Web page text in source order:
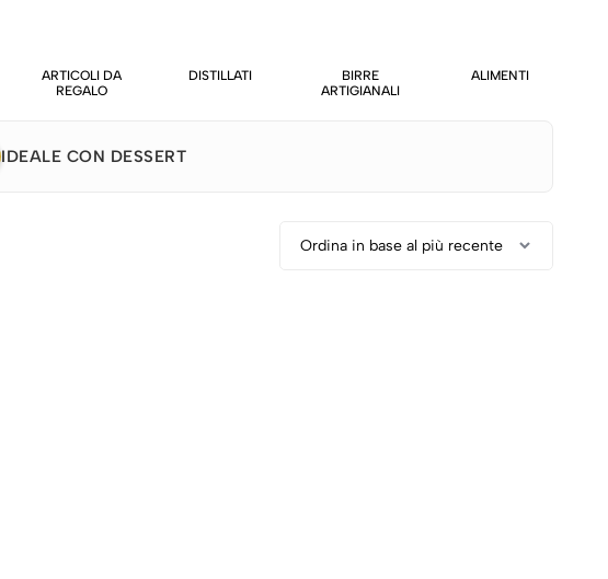
ARTICOLI DA
REGALO
DISTILLATI
BIRRE
ARTIGIANALI
ALIMENTI
IDEALE CON DESSERT